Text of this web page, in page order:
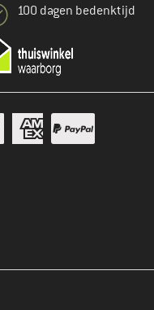
100 dagen bedenktijd